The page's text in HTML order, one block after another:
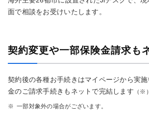
面で相談をお受けいたします。
契約変更や一部保険金請求も
契約後の各種お手続きはマイページから実
金のご請求手続きもネットで完結します （※）
※ 一部対象外の場合がございます。